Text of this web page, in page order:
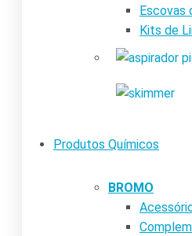
Escovas
Kits de
Produtos Químicos
BROMO